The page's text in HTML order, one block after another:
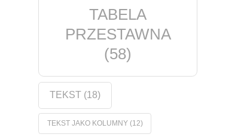
TABELA
PRZESTAWNA
(58)
TEKST(18)
TEKST JAKO KOLUMNY(12)